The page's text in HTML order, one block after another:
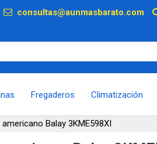
consultas@aunmasbarato.com
Fregaderos Climatización
Balay 3KME598XI